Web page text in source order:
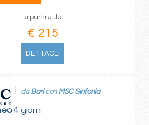
a partire da
€ 215
DETTAGLI
4 giorni
da Baricon MSC Sinfonia